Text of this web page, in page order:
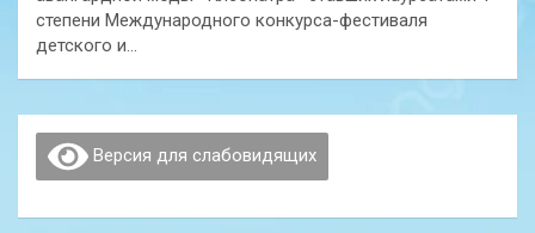
степени Международного конкурса-фестиваля
детского и…
Версия для слабовидящих